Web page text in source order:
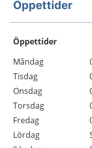
Öppettider
Öppettider
Dag
Öppettider
Kommentarer
Måndag
Tisdag
Onsdag
Torsdag
Fredag
Lördag